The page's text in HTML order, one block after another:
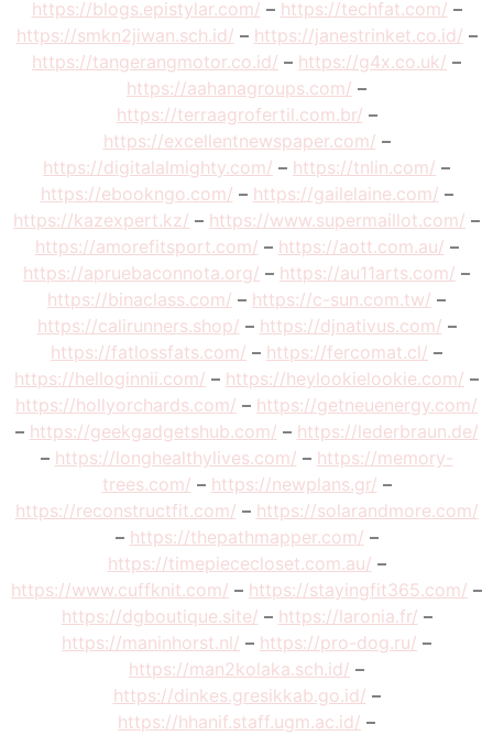
https://blogs.epistylar.com/ – https://techfat.com/ –
https://smkn2jiwan.sch.id/ – https://janestrinket.co.id/ –
https://tangerangmotor.co.id/ – https://g4x.co.uk/ –
https://aahanagroups.com/ –
https://terraagrofertil.com.br/ –
https://excellentnewspaper.com/ –
https://digitalalmighty.com/ – https://tnlin.com/ –
https://ebookngo.com/ – https://gailelaine.com/ –
https://kazexpert.kz/ – https://www.supermaillot.com/ –
https://amorefitsport.com/ – https://aott.com.au/ –
https://apruebaconnota.org/ – https://au11arts.com/ –
https://binaclass.com/ – https://c-sun.com.tw/ –
https://calirunners.shop/ – https://djnativus.com/ –
https://fatlossfats.com/ – https://fercomat.cl/ –
https://helloginnii.com/ – https://heylookielookie.com/ –
https://hollyorchards.com/ – https://getneuenergy.com/
– https://geekgadgetshub.com/ – https://lederbraun.de/
– https://longhealthylives.com/ – https://memory-
trees.com/ – https://newplans.gr/ –
https://reconstructfit.com/ – https://solarandmore.com/
– https://thepathmapper.com/ –
https://timepiececloset.com.au/ –
https://www.cuffknit.com/ – https://stayingfit365.com/ –
https://dgboutique.site/ – https://laronia.fr/ –
https://maninhorst.nl/ – https://pro-dog.ru/ –
https://man2kolaka.sch.id/ –
https://dinkes.gresikkab.go.id/ –
https://hhanif.staff.ugm.ac.id/ –